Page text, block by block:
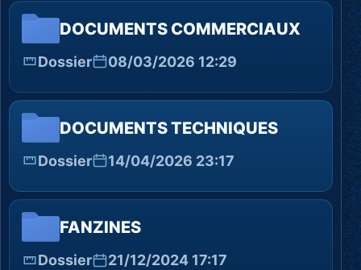
DOCUMENTS COMMERCIAUX
Dossier 08/03/2026 12:29
DOCUMENTS TECHNIQUES
Dossier 14/04/2026 23:17
FANZINES
Dossier 21/12/2024 17:17